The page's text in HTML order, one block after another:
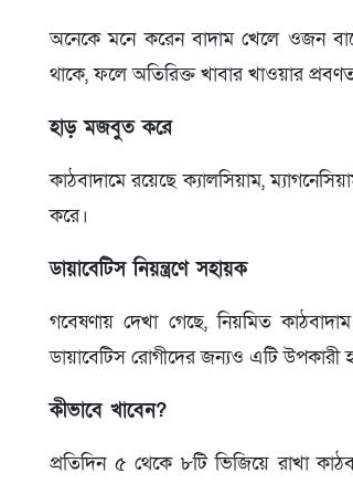
অনেকে মনে করেন বাদাম খেলে ওজন
থাকে, ফলে অতিরিক্ত খাবার খাওয়ার
হাড় মজবুত করে
কাঠবাদামে রয়েছে ক্যালসিয়াম,
করে।
ডায়াবেটিস নিয়ন্ত্রণে সহায়ক
গবেষণায় দেখা গেছে, নিয়মিত
ডায়াবেটিস রোগীদের জন্যও এটি উপকারী
কীভাবে খাবেন?
প্রতিদিন ৫ থেকে ৮টি ভিজিয়ে রাখা